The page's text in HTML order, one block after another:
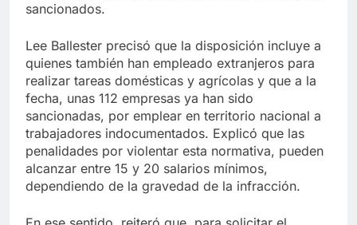
sancionados.
Lee Ballester precisó que la disposición incluye a
quienes también han empleado extranjeros para
realizar tareas domésticas y agrícolas y que a la
fecha, unas 112 empresas ya han sido
sancionadas, por emplear en territorio nacional a
trabajadores indocumentados. Explicó que las
penalidades por violentar esta normativa, pueden
alcanzar entre 15 y 20 salarios mínimos,
dependiendo de la gravedad de la infracción.